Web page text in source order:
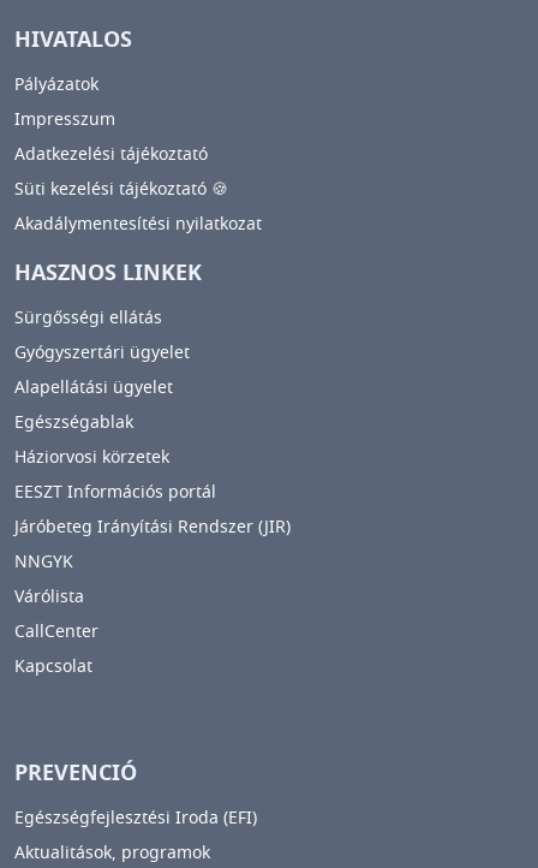
HIVATALOS
Pályázatok
Impresszum
Adatkezelési tájékoztató
Süti kezelési tájékoztató 🍪
Akadálymentesítési nyilatkozat
HASZNOS LINKEK
Sürgősségi ellátás
Gyógyszertári ügyelet
Alapellátási ügyelet
Egészségablak
Háziorvosi körzetek
EESZT Információs portál
Járóbeteg Irányítási Rendszer (JIR)
NNGYK
Várólista
CallCenter
Kapcsolat
PREVENCIÓ
Egészségfejlesztési Iroda (EFI)
Aktualitások, programok